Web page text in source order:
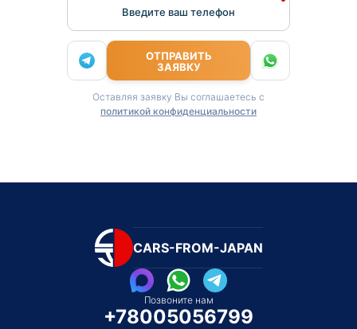
Введите ваш телефон
ОТПРАВИТЬ
ЗАЯВКУ
Оставляя заявку Вы соглашаетесь с
политикой конфиденциальности
CARS-FROM-JAPAN
Позвоните нам
+78005056799